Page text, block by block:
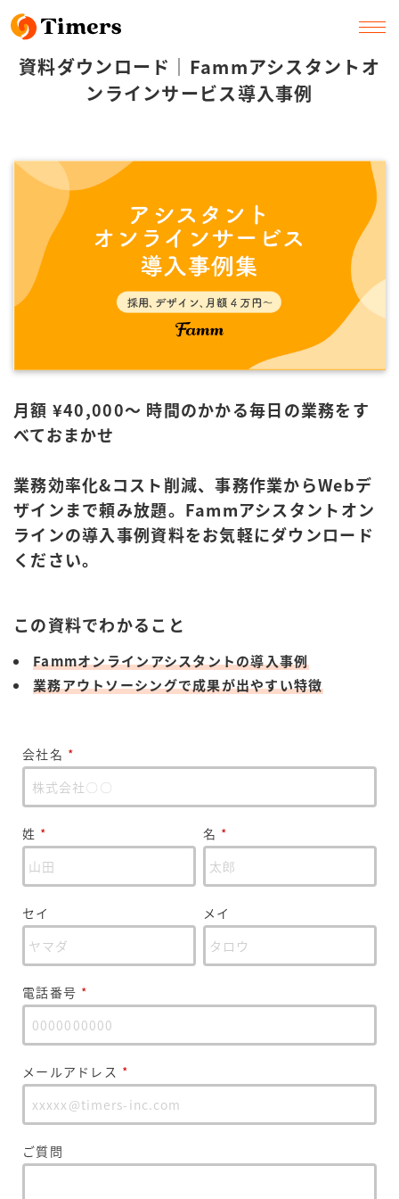
資料ダウンロード｜Fammアシスタントオ
ンラインサービス導入事例
月額 ¥40,000～ 時間のかかる毎日の業務をす
べておまかせ
業務効率化&コスト削減、事務作業からWebデ
ザインまで頼み放題。Fammアシスタントオン
ラインの導入事例資料をお気軽にダウンロード
ください。
この資料でわかること
Fammオンラインアシスタントの導入事例
業務アウトソーシングで成果が出やすい特徴
会社名 *
姓 * 名 *
セイ メイ
電話番号 *
メールアドレス *
ご質問